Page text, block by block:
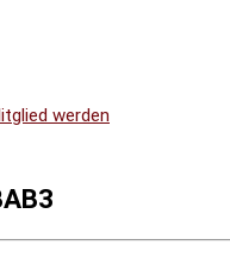
werden